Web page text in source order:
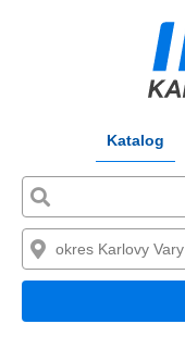
Katalog